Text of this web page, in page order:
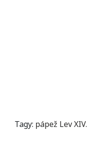
Tagy: pápež Lev XIV.